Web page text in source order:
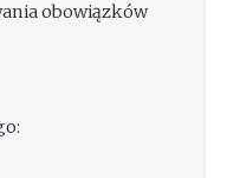
obowiązków